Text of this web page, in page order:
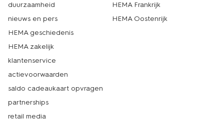
duurzaamheid
nieuws en pers
HEMA geschiedenis
HEMA zakelijk
klantenservice
actievoorwaarden
saldo cadeaukaart opvragen
partnerships
retail media
HEMA Frankrijk
HEMA Oostenrijk